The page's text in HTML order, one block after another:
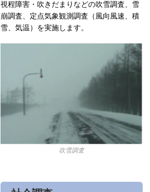
視程障害・吹きだまりなどの吹雪調査、雪
崩調査、定点気象観測調査（風向風速、積
雪、気温）を実施します。
吹雪調査